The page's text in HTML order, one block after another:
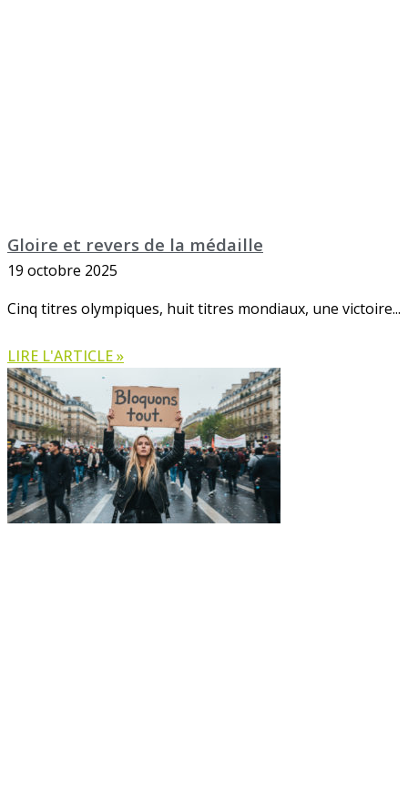
Gloire et revers de la médaille
19 octobre 2025
Cinq titres olympiques, huit titres mondiaux, une victoire
LIRE L'ARTICLE »